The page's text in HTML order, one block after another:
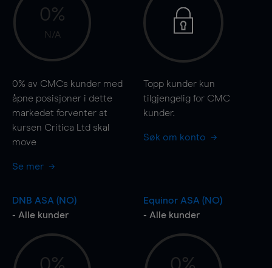
0%
N/A
0% av CMCs kunder med
åpne posisjoner i dette
markedet forventer at
kursen Critica Ltd skal
move
Se mer
Topp kunder kun
tilgjengelig for CMC
kunder.
Søk om konto
DNB ASA (NO)
- Alle kunder
Equinor ASA (NO)
- Alle kunder